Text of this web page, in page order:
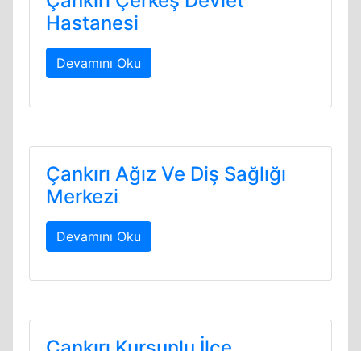
Hastanesi
Devamını Oku
Çankırı Ağız Ve Diş Sağlığı
Merkezi
Devamını Oku